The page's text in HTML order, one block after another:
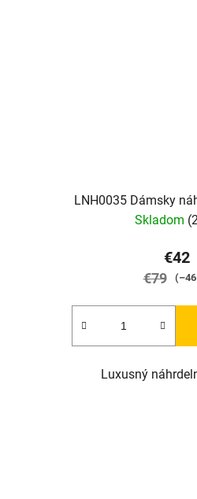
LNH0035 Dámsky
Skladom
€42
€79 (–46
Luxusný